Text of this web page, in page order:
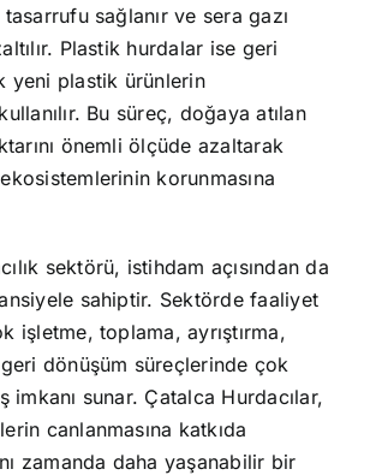
sağlanır ve sera gazı
Plastik hurdalar ise geri
yeni plastik ürünlerin
Bu süreç, doğaya atılan
önemli ölçüde azaltarak
korunmasına
sektörü, istihdam açısından da
sahiptir. Sektörde faaliyet
işletme, toplama, ayrıştırma,
geri dönüşüm süreçlerinde çok
imkanı sunar. Çatalca Hurdacılar,
canlanmasına katkıda
zamanda daha yaşanabilir bir